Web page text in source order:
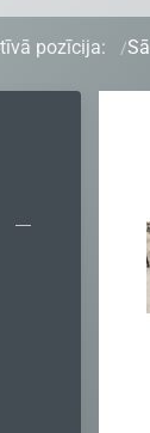
pozīcija: